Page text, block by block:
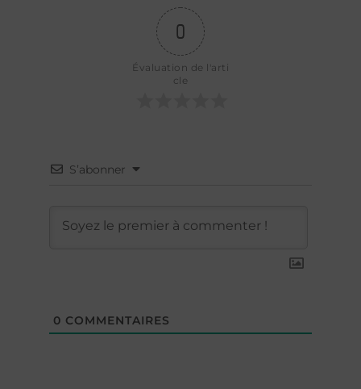
0
Évaluation de l'arti
cle
S’abonner
0 COMMENTAIRES